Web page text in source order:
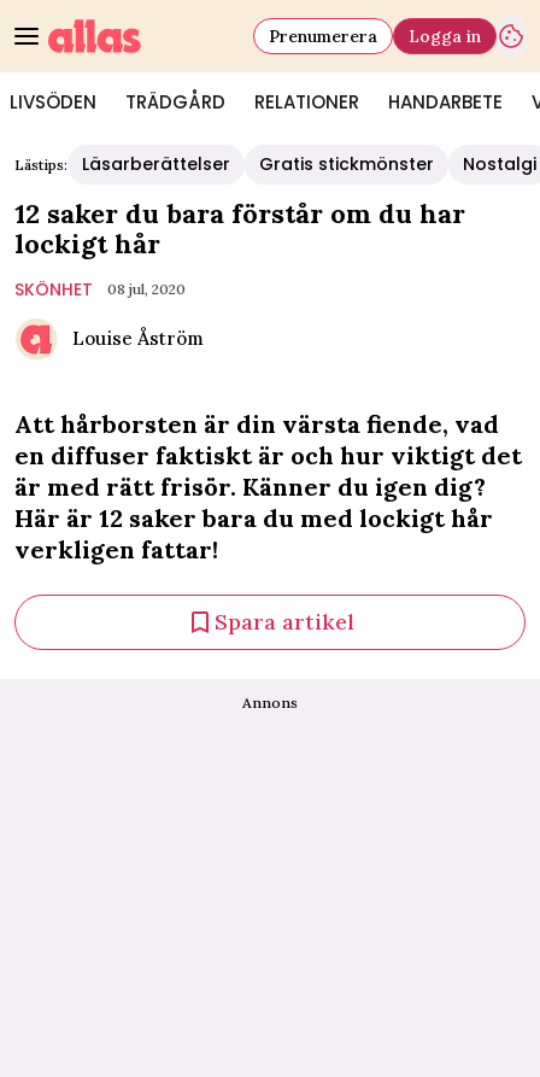
LIVSÖDEN TRÄDGÅRD RELATIONER HANDARBETE
Prenumerera Logga in
Lästips: Läsarberättelser Gratis stickmönster Nostalgi
12 saker du bara förstår om du har
lockigt hår
SKÖNHET 08 jul, 2020
Louise Åström
Att hårborsten är din värsta fiende, vad
en diffuser faktiskt är och hur viktigt det
är med rätt frisör. Känner du igen dig?
Här är 12 saker bara du med lockigt hår
verkligen fattar!
Spara artikel
Annons